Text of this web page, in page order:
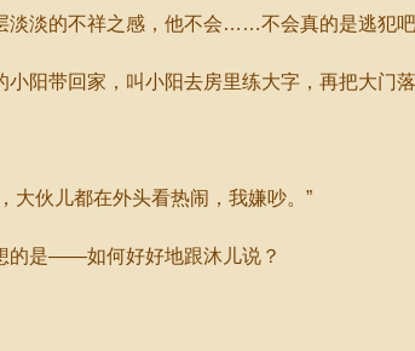
淡的不祥之感，他不会……不会真的是逃犯吧
带回家，叫小阳去房里练大字，再把大门落
伙儿都在外头看热闹，我嫌吵。”
是——如何好好地跟沐儿说？